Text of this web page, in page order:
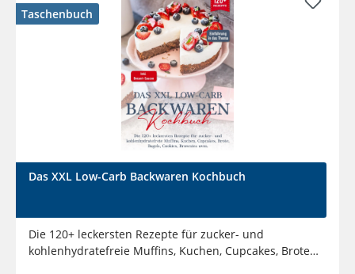
Taschenbuch
Das XXL Low-Carb Backwaren Kochbuch
Die 120+ leckersten Rezepte für zucker- und
kohlenhydratefreie Muffins, Kuchen, Cupcakes, Brote,